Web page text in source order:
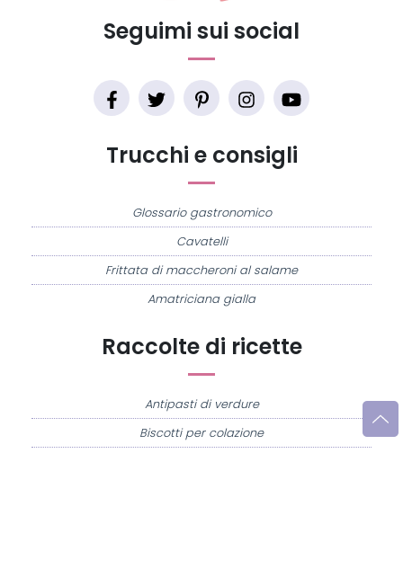
Raccolte di ricette
Antipasti di verdure
Biscotti per colazione
Trucchi e consigli
Glossario gastronomico
Cavatelli
Frittata di maccheroni al salame
Amatriciana gialla
Seguimi sui social